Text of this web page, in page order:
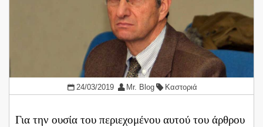
24/03/2019 Mr. Blog Καστοριά
Για την ουσία του περιεχομένου αυτού του άρθρου